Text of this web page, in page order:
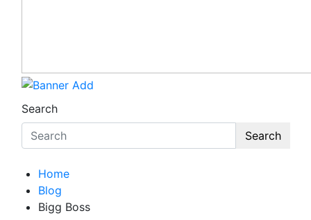
Search
Search
Home
Blog
Bigg Boss